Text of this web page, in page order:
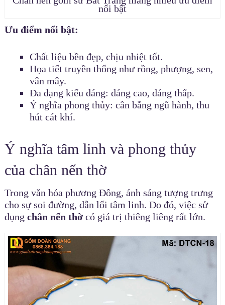
nổi bật
Ưu điểm nổi bật:
Chất liệu bền đẹp, chịu nhiệt tốt.
Họa tiết truyền thống như rồng, phượng, sen,
vân mây.
Đa dạng kiểu dáng: dáng cao, dáng thấp.
Ý nghĩa phong thủy: cân bằng ngũ hành, thu
hút cát khí.
Ý nghĩa tâm linh và phong thủy
của chân nến thờ
Trong văn hóa phương Đông, ánh sáng tượng trưng
cho sự soi đường, dẫn lối tâm linh. Do đó, việc sử
dụng chân nến thờcó giá trị thiêng liêng rất lớn.